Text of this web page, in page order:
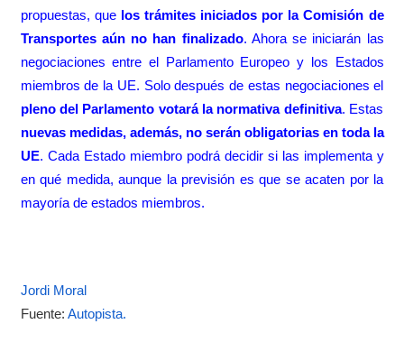
propuestas, quelos trámites iniciados por la Comisión de
Transportes aún no han finalizado. Ahora se iniciarán las
negociaciones entre el Parlamento Europeo y los Estados
miembros de la UE. Solo después de estas negociaciones el
pleno del Parlamento votará la normativa definitiva. Estas
nuevas medidas, además, no serán obligatorias en toda la
UE. Cada Estado miembro podrá decidir si las implementa y
en qué medida, aunque la previsión es que se acaten por la
mayoría de estados miembros.
Jordi Moral
Fuente: Autopista.